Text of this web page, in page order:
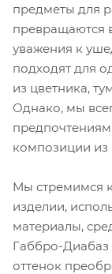
предметы для
превращаются
уважения к
подходят для
из цветника,
Однако, мы
композиции из
Мы стремимся
изделии,
материалы,
Габбро-Диабаз
оттенок